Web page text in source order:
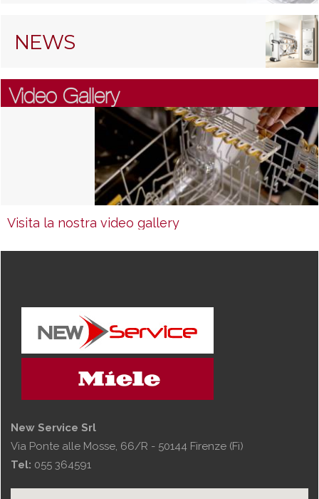
NEWS
Video Gallery
Visita la nostra video gallery
New Service Srl
Via Ponte alle Mosse, 66/R - 50144 Firenze (Fi)
Tel: 055 364591